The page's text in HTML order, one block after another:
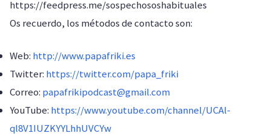
https://feedpress.me/sospechososhabituales
Os recuerdo, los métodos de contacto son:
Web: http://www.papafriki.es
Twitter: https://twitter.com/papa_friki
Correo: papafrikipodcast@gmail.com
YouTube: https://www.youtube.com/channel/UCAl-
ql8V1IUZKYYLhhUVCYw